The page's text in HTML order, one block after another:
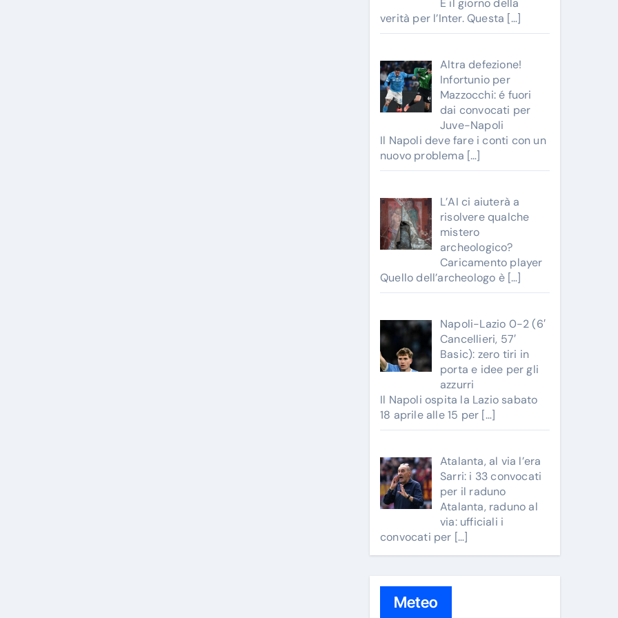
È il giorno della
verità per l’Inter. Questa […]
Altra defezione!
Infortunio per
Mazzocchi: é fuori
dai convocati per
Juve-Napoli
Il Napoli deve fare i conti con un
nuovo problema […]
L’AI ci aiuterà a
risolvere qualche
mistero
archeologico?
Caricamento player
Quello dell’archeologo è […]
Napoli-Lazio 0-2 (6′
Cancellieri, 57′
Basic): zero tiri in
porta e idee per gli
azzurri
Il Napoli ospita la Lazio sabato
18 aprile alle 15 per […]
Atalanta, al via l’era
Sarri: i 33 convocati
per il raduno
Atalanta, raduno al
via: ufficiali i
convocati per […]
Meteo